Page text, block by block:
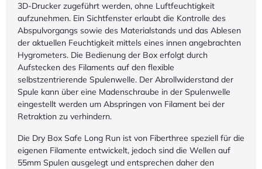
3D-Drucker zugeführt werden, ohne Luftfeuchtigkeit
aufzunehmen. Ein Sichtfenster erlaubt die Kontrolle des
Abspulvorgangs sowie des Materialstands und das Ablesen
der aktuellen Feuchtigkeit mittels eines innen angebrachten
Hygrometers. Die Bedienung der Box erfolgt durch
Aufstecken des Filaments auf den flexible
selbstzentrierende Spulenwelle. Der Abrollwiderstand der
Spule kann über eine Madenschraube in der Spulenwelle
eingestellt werden um Abspringen von Filament bei der
Retraktion zu verhindern.
Die Dry Box Safe Long Run ist von Fiberthree speziell für die
eigenen Filamente entwickelt, jedoch sind die Wellen auf
55mm Spulen ausgelegt und entsprechen daher den